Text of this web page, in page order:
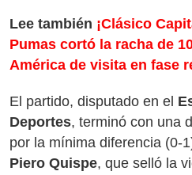
Lee también ¡Clásico
Pumas cortó la racha de
América de visita en fase
El partido, disputado en el
Deportes, terminó con una
por la mínima diferencia (0-
Piero Quispe, que selló la